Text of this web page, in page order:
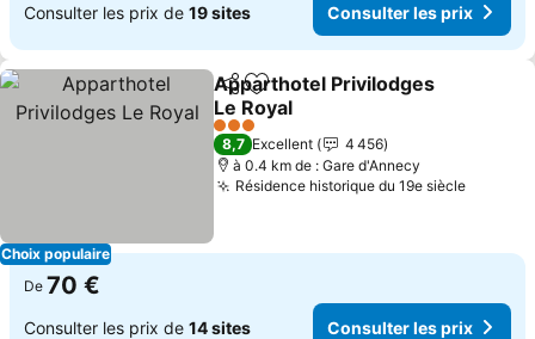
Consulter les prix de 19 sites Consulter les prix
Choix populaire
PartagerAjouter à mes favoris
Apparthotel Privilodges
Le Royal
3 Étoiles
8,7 Excellent
4 456
à 0.4 km de : Gare d'Annecy
Résidence historique du 19e siècle
De 70 €
Consulter les prix de 14 sites Consulter les prix